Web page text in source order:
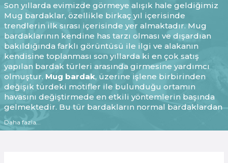
Son yıllarda evimizde görmeye alışık hale geldiğimiz
Mug bardaklar, özellikle birkaç yıl içerisinde
trendlerin ilk sırası içerisinde yer almaktadır. Mug
bardaklarının kendine has tarzı olması ve dışardıan
bakıldığında farklı görüntüsü ile ilgi ve alakanın
kendisine toplanması son yıllarda ki en çok satış
yapılan bardak türleri arasında girmesine yardımcı
olmuştur. Mug bardak, üzerine işlene birbirinden
değişik türdeki motifler ile bulunduğu ortamın
havasını değiştirmede en etkili yöntemlerin başında
gelmektedir. Bu tür bardakların normal bardaklardan
en belirgin farkı ergonomik yapıda olması. Her tür yaş
grubundan insanın kolaylıkla kullanabileceği
Daha fazla...